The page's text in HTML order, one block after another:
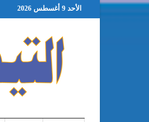
الأحد 9 أغسطس 2026